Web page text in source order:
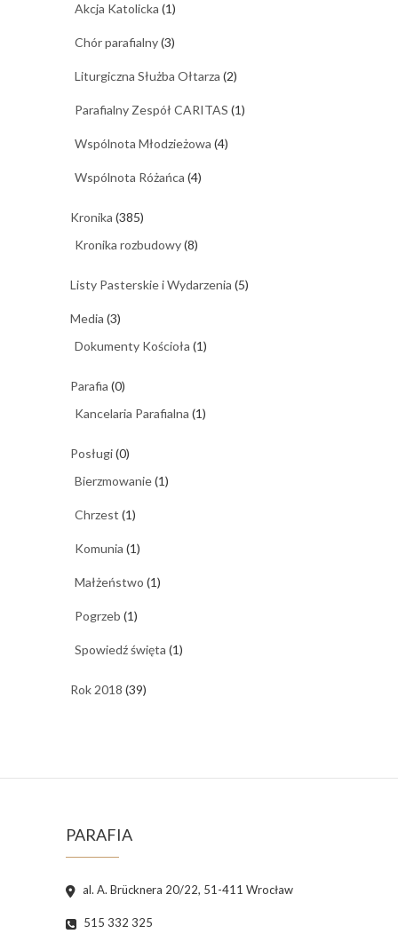
Akcja Katolicka (1)
Chór parafialny(3)
Liturgiczna Służba Ołtarza (2)
Parafialny Zespół CARITAS (1)
Wspólnota Młodzieżowa (4)
Wspólnota Różańca (4)
Kronika (385)
Kronika rozbudowy(8)
Listy Pasterskie i Wydarzenia (5)
Media (3)
Dokumenty Kościoła (1)
Parafia (0)
Kancelaria Parafialna (1)
Posługi(0)
Bierzmowanie(1)
Chrzest (1)
Komunia (1)
Małżeństwo (1)
Pogrzeb (1)
Spowiedź święta (1)
Rok 2018 (39)
PARAFIA
al. A. Brücknera 20/22, 51-411 Wrocław
515 332 325